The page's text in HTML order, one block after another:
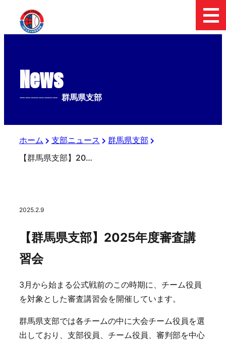
News
-------------- 群馬県支部
ホーム 支部ニュース
群馬県支部
【群馬県支部】2025年度審査講習会
2025.2.9
【群馬県支部】2025年度審査講
習会
3月から始まる公式戦前のこの時期に、チーム役員
を対象とした審査講習会を開催しています。
群馬県支部では各チームの中に大会チーム役員を選
出しており、支部役員、チーム役員、審判部を中心